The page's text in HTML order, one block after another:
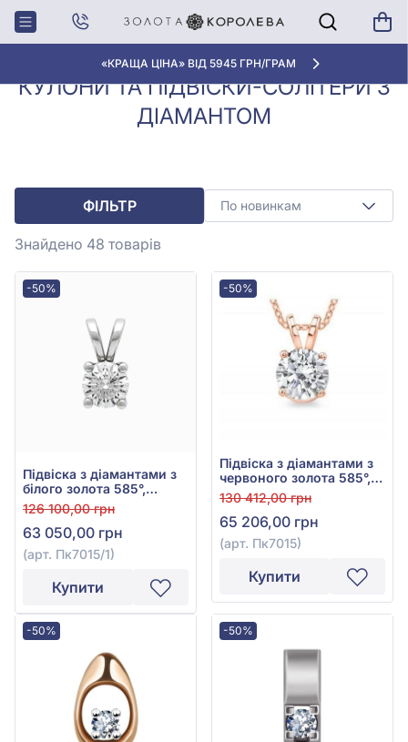
«КРАЩА ЦІНА» ВІД 5945 ГРН/ГРАМ
Головна
Кулони, Підвіски з
діамантами
Кулони та підвіски-солітери
з діамантом
КУЛОНИ ТА ПІДВІСКИ-СОЛІТЕРИ З
ДІАМАНТОМ
ФІЛЬТР По новинкам
Знайдено 48 товарів
-50%
Підвіска з діамантами з
білого золота 585°,
Діамант 0,54ct, арт.
Пк7015/1
126 100,00 грн
63 050,00 грн
(арт. Пк7015/1)
Купити
-50%
Підвіска з діамантами з
червоного золота 585°,
Діамант 0,54ct, арт.
Пк7015
130 412,00 грн
65 206,00 грн
(арт. Пк7015)
Купити
-50% -50%